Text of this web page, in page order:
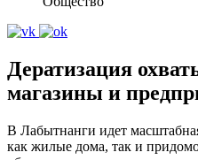
Дератизация
магазины и
В Лабытнанги идет
как жилые дома, так и